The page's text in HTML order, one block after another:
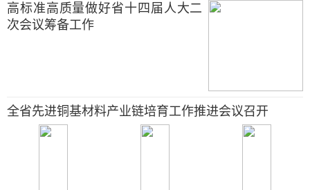
高标准高质量做好省十四届人大二
次会议筹备工作
全省先进铜基材料产业链培育工作推进会议召开